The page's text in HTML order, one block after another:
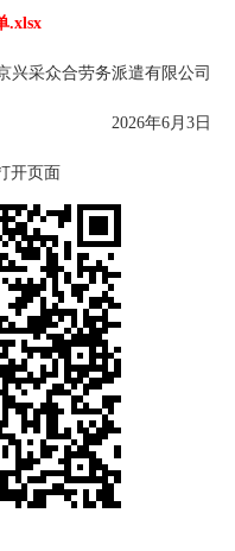
.xlsx
采众合劳务派遣有限公司
2026年6月3日
开页面